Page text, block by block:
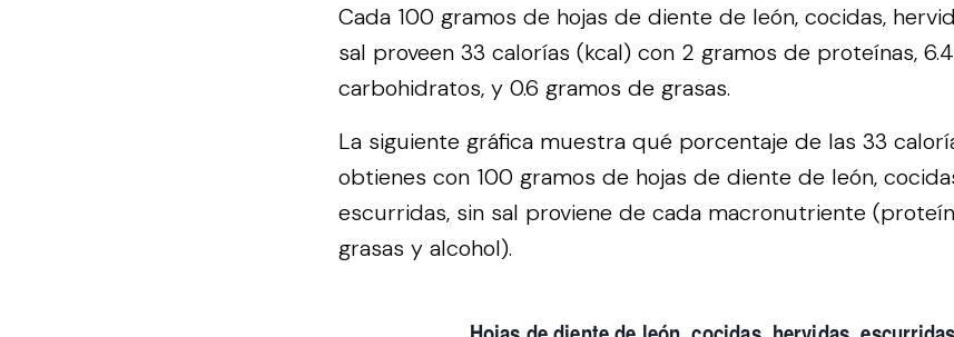
Cada 100 gramos de hojas de diente de león, cocidas,
sal proveen 33 calorías (kcal) con 2 gramos de proteínas,
carbohidratos, y 0.6 gramos de grasas.
La siguiente gráfica muestra qué porcentaje de las 33
obtienes con 100 gramos de hojas de diente de león,
escurridas, sin sal proviene de cada macronutriente
grasas y alcohol).